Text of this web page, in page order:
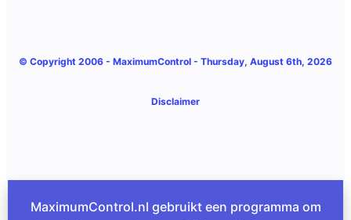
© Copyright 2006 - MaximumControl - Thursday, August 6th, 2026
Disclaimer
MaximumControl.nl gebruikt een programma om